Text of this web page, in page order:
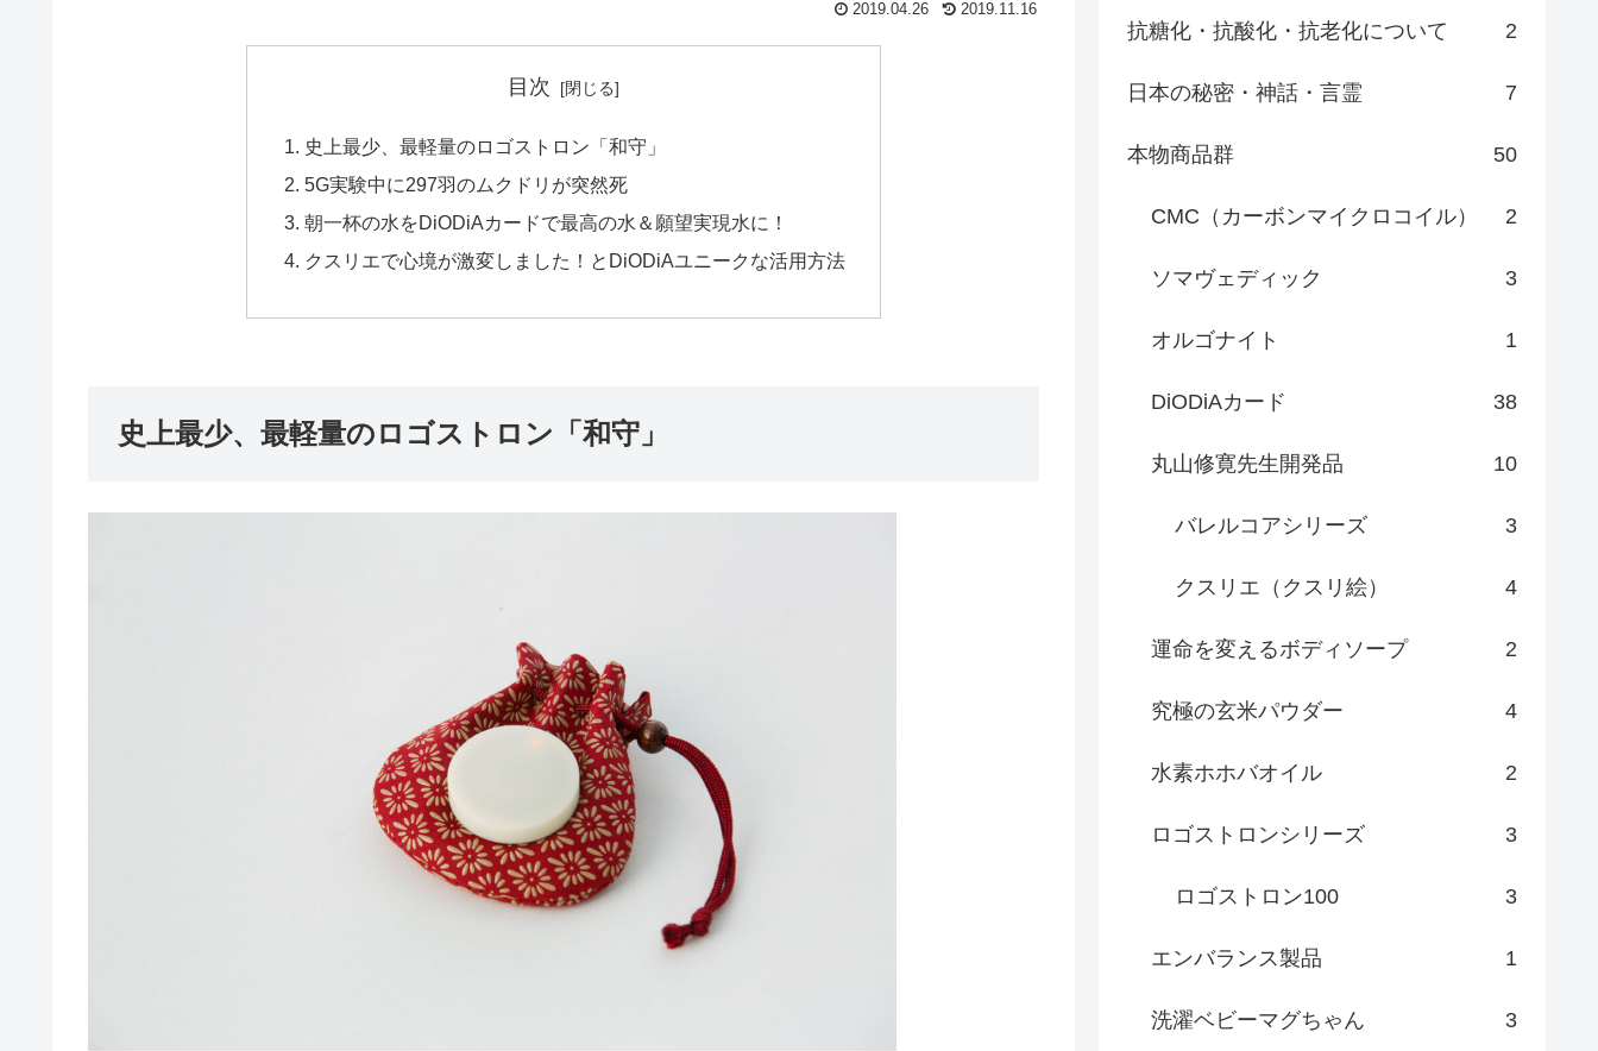
2019.11.16
2019.04.26
目次
史上最少、最軽量のロゴストロン「和守」
5G実験中に297羽のムクドリが突然死
朝一杯の水をDiODiAカードで最高の水＆願望実現水に！
クスリエで心境が激変しました！とDiODiAユニークな活用方法
史上最少、最軽量のロゴストロン「和守」
抗糖化・抗酸化・抗老化について 2
日本の秘密・神話・言霊 7
本物商品群 50
CMC（カーボンマイクロコイル） 2
ソマヴェディック 3
オルゴナイト 1
DiODiAカード 38
丸山修寛先生開発品 10
バレルコアシリーズ 3
クスリエ（クスリ絵） 4
運命を変えるボディソープ 2
究極の玄米パウダー 4
水素ホホバオイル 2
ロゴストロンシリーズ 3
ロゴストロン100 3
エンバランス製品 1
洗濯ベビーマグちゃん 3